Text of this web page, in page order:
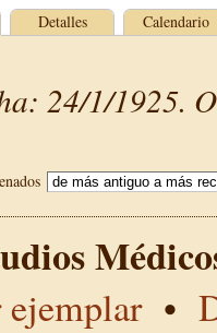
Detalles Calendario
24/1/1925.
ejemplar•